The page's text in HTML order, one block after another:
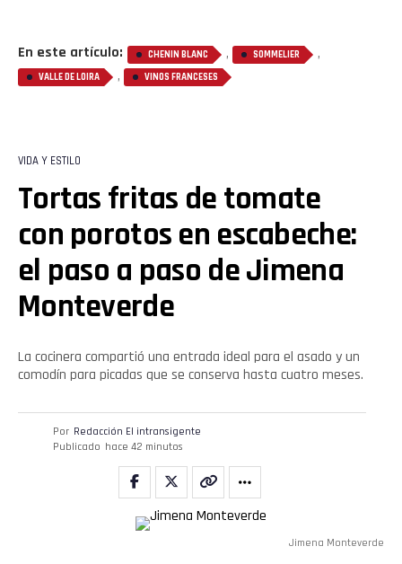
En este artículo: CHENIN BLANC , SOMMELIER ,
VALLE DE LOIRA , VINOS FRANCESES
VIDA Y ESTILO
Tortas fritas de tomate
con porotos en escabeche:
el paso a paso de Jimena
Monteverde
La cocinera compartió una entrada ideal para el asado y un
comodín para picadas que se conserva hasta cuatro meses.
Por Redacción El intransigente
Publicado hace 42 minutos
Jimena Monteverde